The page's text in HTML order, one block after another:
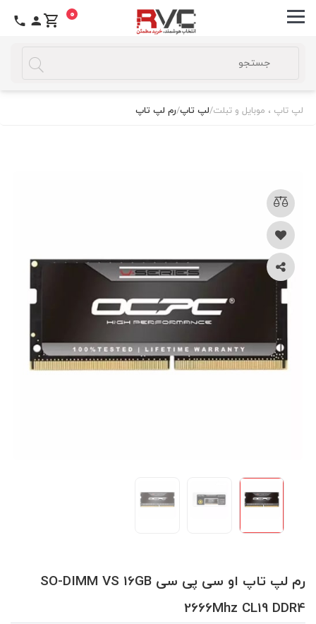
0
لپ تاپ ، موبایل و تبلت/لپ تاپ/رم لپ تاپ
رم لپ تاپ او سی پی سی SO-DIMM VS 16GB
2666Mhz CL19 DDR4